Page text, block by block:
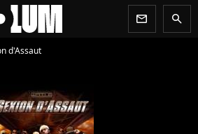
newsletter search
d'Assaut